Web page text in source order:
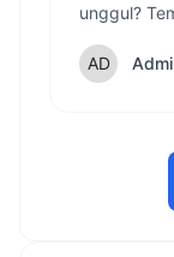
unggul?
series di